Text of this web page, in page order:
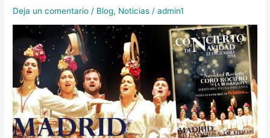
Deja un comentario / Blog, Noticias /admin1
La